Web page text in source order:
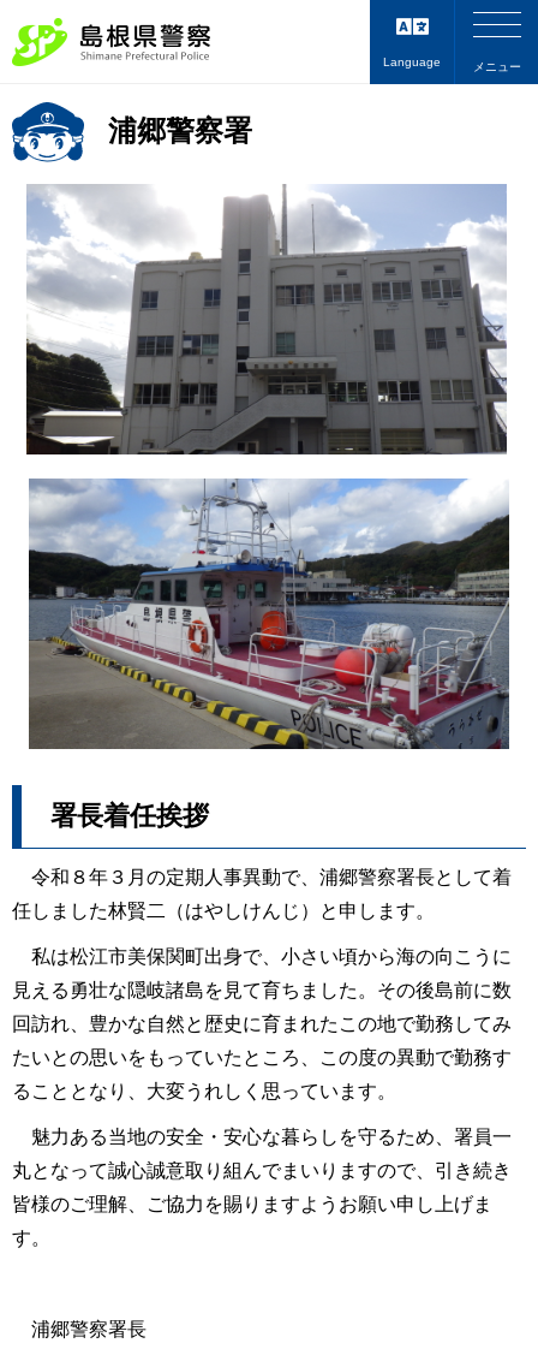
Language メニュー
浦郷警察署
署長着任挨拶
令和８年３月の定期人事異動で、浦郷警察署長として着
任しました林賢二（はやしけんじ）と申します。
私は松江市美保関町出身で、小さい頃から海の向こうに
見える勇壮な隠岐諸島を見て育ちました。その後島前に数
回訪れ、豊かな自然と歴史に育まれたこの地で勤務してみ
たいとの思いをもっていたところ、この度の異動で勤務す
ることとなり、大変うれしく思っています。
魅力ある当地の安全・安心な暮らしを守るため、署員一
丸となって誠心誠意取り組んでまいりますので、引き続き
皆様のご理解、ご協力を賜りますようお願い申し上げま
す。
浦郷警察署長